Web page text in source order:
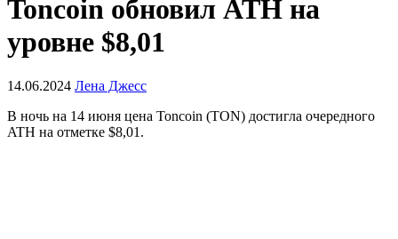
Toncoin обновил ATH на
уровне $8,01
14.06.2024 Лена Джесс
В ночь на 14 июня цена Toncoin (TON) достигла очередного
ATH на отметке $8,01.